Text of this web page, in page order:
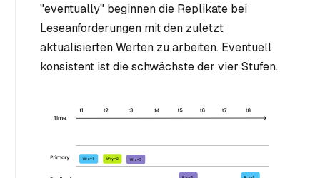
"eventually" beginnen die Replikate bei
Leseanforderungen mit den zuletzt
aktualisierten Werten zu arbeiten. Eventuell
konsistent ist die schwächste der vier Stufen.